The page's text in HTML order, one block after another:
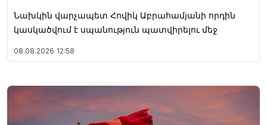
Նախկին վարչապետ Հովիկ Աբրահամյանի որդին
կասկածվում է սպանություն պատվիրելու մեջ
08.08.2026 12:58